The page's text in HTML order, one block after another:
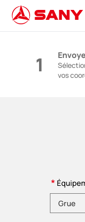
1
vos
*